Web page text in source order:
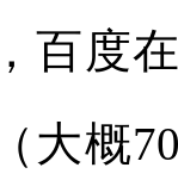
百度
大概